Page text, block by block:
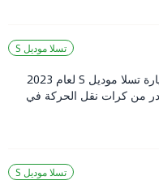
تسلا موديل S
عند تدوير عجلة القيادة بزاوية كبيرة في سيارة تسلا موديل S لعام 2023
من كرات نقل الحركة في
تسلا موديل S